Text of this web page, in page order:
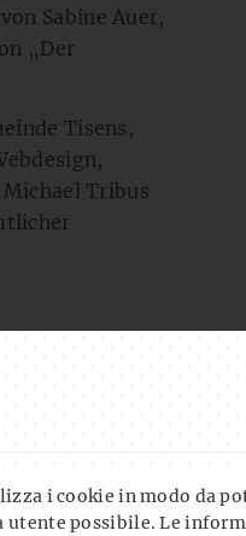
i cookie in modo da
utente possibile. Le
Sabine Auer,
„Der
Tisens,
Tribus